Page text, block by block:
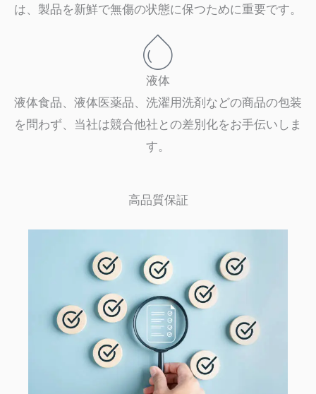
は、製品を新鮮で無傷の状態に保つために重要です。
液体
液体食品、液体医薬品、洗濯用洗剤などの商品の包装
を問わず、当社は競合他社との差別化をお手伝いしま
す。
高品質保証